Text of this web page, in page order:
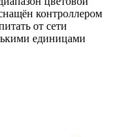
контроллером
от сети
единицами